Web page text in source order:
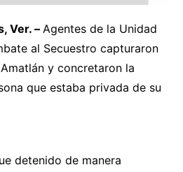
Ver. –Agentes de la Unidad
al Secuestro capturaron
y concretaron la
que estaba privada de su
detenido de manera